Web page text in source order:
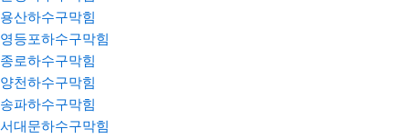
용산하수구막힘
영등포하수구막힘
종로하수구막힘
양천하수구막힘
송파하수구막힘
서대문하수구막힘